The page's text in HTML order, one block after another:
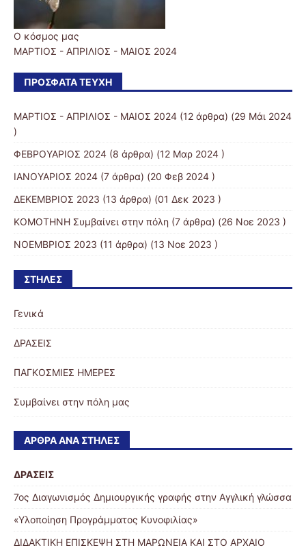
Ο κόσμος μας
ΜΑΡΤΙΟΣ - ΑΠΡΙΛΙΟΣ - ΜΑΙΟΣ 2024
ΠΡΌΣΦΑΤΑ ΤΕΎΧΗ
ΜΑΡΤΙΟΣ - ΑΠΡΙΛΙΟΣ - ΜΑΙΟΣ 2024 (12 άρθρα) (29 Μάι 2024
)
ΦΕΒΡΟΥΑΡΙΟΣ 2024 (8 άρθρα) (12 Μαρ 2024 )
ΙΑΝΟΥΑΡΙΟΣ 2024 (7 άρθρα) (20 Φεβ 2024 )
ΔΕΚΕΜΒΡΙΟΣ 2023 (13 άρθρα) (01 Δεκ 2023 )
KOMOTHNH Συμβαίνει στην πόλη (7 άρθρα) (26 Νοε 2023 )
ΝΟΕΜΒΡΙΟΣ 2023 (11 άρθρα) (13 Νοε 2023 )
ΣΤΉΛΕΣ
Γενικά
ΔΡΑΣΕΙΣ
ΠΑΓΚΟΣΜΙΕΣ ΗΜΕΡΕΣ
Συμβαίνει στην πόλη μας
ΆΡΘΡΑ ΑΝΆ ΣΤΉΛΕΣ
ΔΡΑΣΕΙΣ
7ος Διαγωνισμός Δημιουργικής γραφής στην Αγγλική γλώσσα
«Υλοποίηση Προγράμματος Κυνοφιλίας»
ΔΙΔΑΚΤΙΚΗ ΕΠΙΣΚΕΨΗ ΣΤΗ ΜΑΡΩΝΕΙΑ ΚΑΙ ΣΤΟ ΑΡΧΑΙΟ